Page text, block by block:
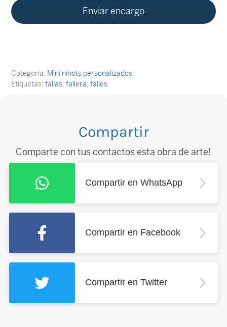
Categoría: Mini ninots personalizados
Etiquetas: fallas fallera falles
Compartir
Comparte con tus contactos esta obra de arte!
Compartir en WhatsApp
Compartir en Facebook
Compartir en Twitter